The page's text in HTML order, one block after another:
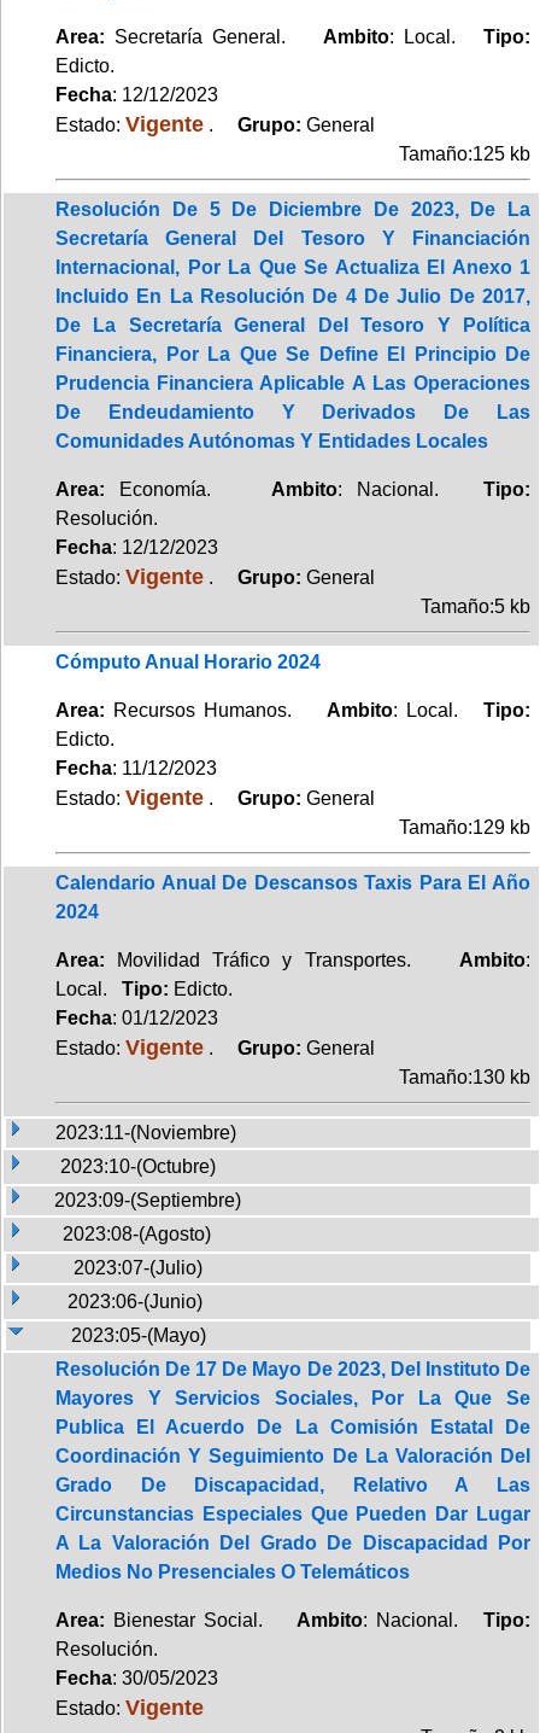
Area: Secretaría General. Ambito: Local.Tipo:
Edicto.
Fecha: 12/12/2023
Estado: Vigente . Grupo: General
Tamaño:125 kb
Resolución De 5 De Diciembre De 2023, De La
Secretaría General Del Tesoro Y Financiación
Internacional, Por La Que Se Actualiza El Anexo 1
Incluido En La Resolución De 4 De Julio De 2017,
De La Secretaría General Del Tesoro Y Política
Financiera, Por La Que Se Define El Principio De
Prudencia Financiera Aplicable A Las Operaciones
De Endeudamiento Y Derivados De Las
Comunidades Autónomas Y Entidades Locales
Area: Economía. Ambito: Nacional.Tipo:
Resolución.
Fecha: 12/12/2023
Estado: Vigente . Grupo: General
Tamaño:5 kb
Cómputo Anual Horario 2024
Area: Recursos Humanos. Ambito: Local.Tipo:
Edicto.
Fecha: 11/12/2023
Estado: Vigente . Grupo: General
Tamaño:129 kb
Calendario Anual De Descansos Taxis Para El Año
2024
Area: Movilidad Tráfico y Transportes. Ambito:
Local. Tipo: Edicto.
Fecha: 01/12/2023
Estado: Vigente . Grupo: General
Tamaño:130 kb
2023:11-(Noviembre)
2023:10-(Octubre)
2023:09-(Septiembre)
2023:08-(Agosto)
2023:07-(Julio)
2023:06-(Junio)
2023:05-(Mayo)
Resolución De 17 De Mayo De 2023, Del Instituto De
Mayores Y Servicios Sociales, Por La Que Se
Publica El Acuerdo De La Comisión Estatal De
Coordinación Y Seguimiento De La Valoración Del
Grado De Discapacidad, Relativo A Las
Circunstancias Especiales Que Pueden Dar Lugar
A La Valoración Del Grado De Discapacidad Por
Medios No Presenciales O Telemáticos
Area: Bienestar Social. Ambito: Nacional. Tipo:
Resolución.
Fecha: 30/05/2023
Estado: Vigente